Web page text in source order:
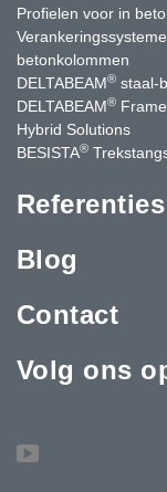
Profielen voor in
betonkolommen
DELTABEAM® staal-
DELTABEAM® Frame
Hybrid Solutions
BESISTA®
Referenties
Blog
Contact
Volg ons